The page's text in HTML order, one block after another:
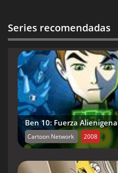
Series recomendadas
Ben 10: Fuerza Alienigena
Cartoon Network 2008